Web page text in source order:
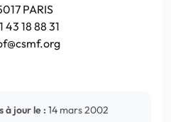
PARIS
43 18 88 31
à jour le : 14 mars 2002